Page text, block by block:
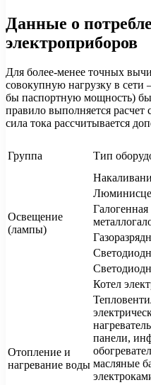
Данные о
электроприборов
Для более-менее точных
совокупную нагрузку в сети
бы паспортную мощность)
правило выполняется
сила тока рассчитывается
Группа Тип
Освещение
(лампы)
Галогенная
Отопление и
нагревание воды
Котел
панели,
масляные